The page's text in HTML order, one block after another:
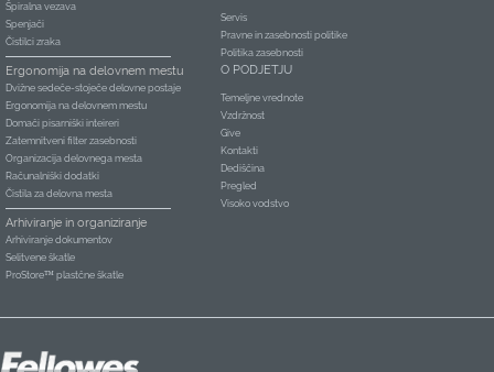
Špiralna vezava
Spenjači
Čistilci zraka
Ergonomija na delovnem mestu
Dvižne sedeče-stoječe delovne postaje
Ergonomija na delovnem mestu
Domači pisarniški inteireri
Zatemnitveni filter zasebnosti
Organizacija delovnega mesta
Računalniški dodatki
Čistila za delovna mesta
Arhiviranje in organiziranje
Arhiviranje dokumentov
Selitvene škatle
ProStore™ plastčne škatle
Servis
Pravne in zasebnosti politike
Politika zasebnosti
O PODJETJU
Temeljne vrednote
Vzdržnost
Give
Kontakti
Dediščina
Pregled
Visoko vodstvo